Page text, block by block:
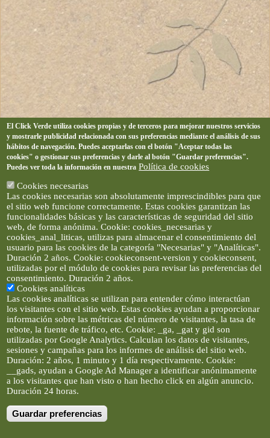
Artículos e imágenes son propiedad de elclickverde ©. No se
permite la difusión de los textos ni imágenes sin permiso de
El Click Verde utiliza cookies propias y de terceros para mejorar nuestros servicios
y mostrarle publicidad relacionada con sus preferencias mediante el análisis de sus
hábitos de navegación. Puedes aceptarlas con el botón "Aceptar todas las
cookies" o gestionar sus preferencias y darle al botón "Guardar preferencias".
Puedes ver toda la información en nuestra Política de cookies
Cookies necesarias
Las cookies necesarias son absolutamente imprescindibles para que
el sitio web funcione correctamente. Estas cookies garantizan las
funcionalidades básicas y las características de seguridad del sitio
web, de forma anónima. Cookie: cookies_necesarias y
cookies_anal_liticas, utilizas para almacenar el consentimiento del
usuario para las cookies de la categoría "Necesarias" y "Analíticas".
Duración 2 años. Cookie: cookieconsent-version y cookieconsent,
utilizadas por el módulo de cookies para revisar las preferencias del
consentimiento. Duración 2 años.
Cookies analíticas
Las cookies analíticas se utilizan para entender cómo interactúan
los visitantes con el sitio web. Estas cookies ayudan a proporcionar
información sobre las métricas del número de visitantes, la tasa de
rebote, la fuente de tráfico, etc. Cookie: _ga, _gat y gid son
utilizadas por Google Analytics. Calculan los datos de visitantes,
sesiones y campañas para los informes de análisis del sitio web.
Duración: 2 años, 1 minuto y 1 día respectivamente. Cookie:
__gads, ayudan a Google Ad Manager a identificar anónimamente
a los visitantes que han visto o han hecho click en algún anuncio.
Duración 24 horas.
Guardar preferencias